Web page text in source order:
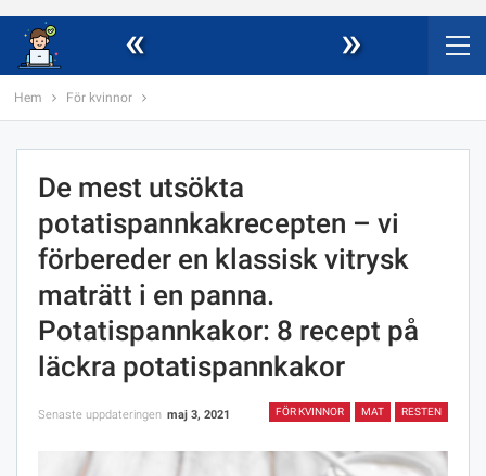
« »
Hem För kvinnor
De mest utsökta
potatispannkakrecepten – vi
förbereder en klassisk vitrysk
maträtt i en panna.
Potatispannkakor: 8 recept på
läckra potatispannkakor
FÖR KVINNOR MAT RESTEN
Senaste uppdateringen maj 3, 2021